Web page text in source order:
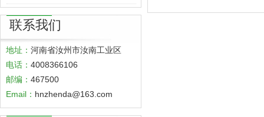
联系我们
地址： 河南省汝州市汝南工业区
电话： 4008366106
邮编： 467500
Email： hnzhenda@163.com